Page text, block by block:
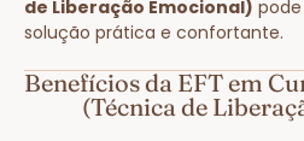
de Liberação Emocional)
solução prática e confortante.
Benefícios da EFT em
(Técnica de